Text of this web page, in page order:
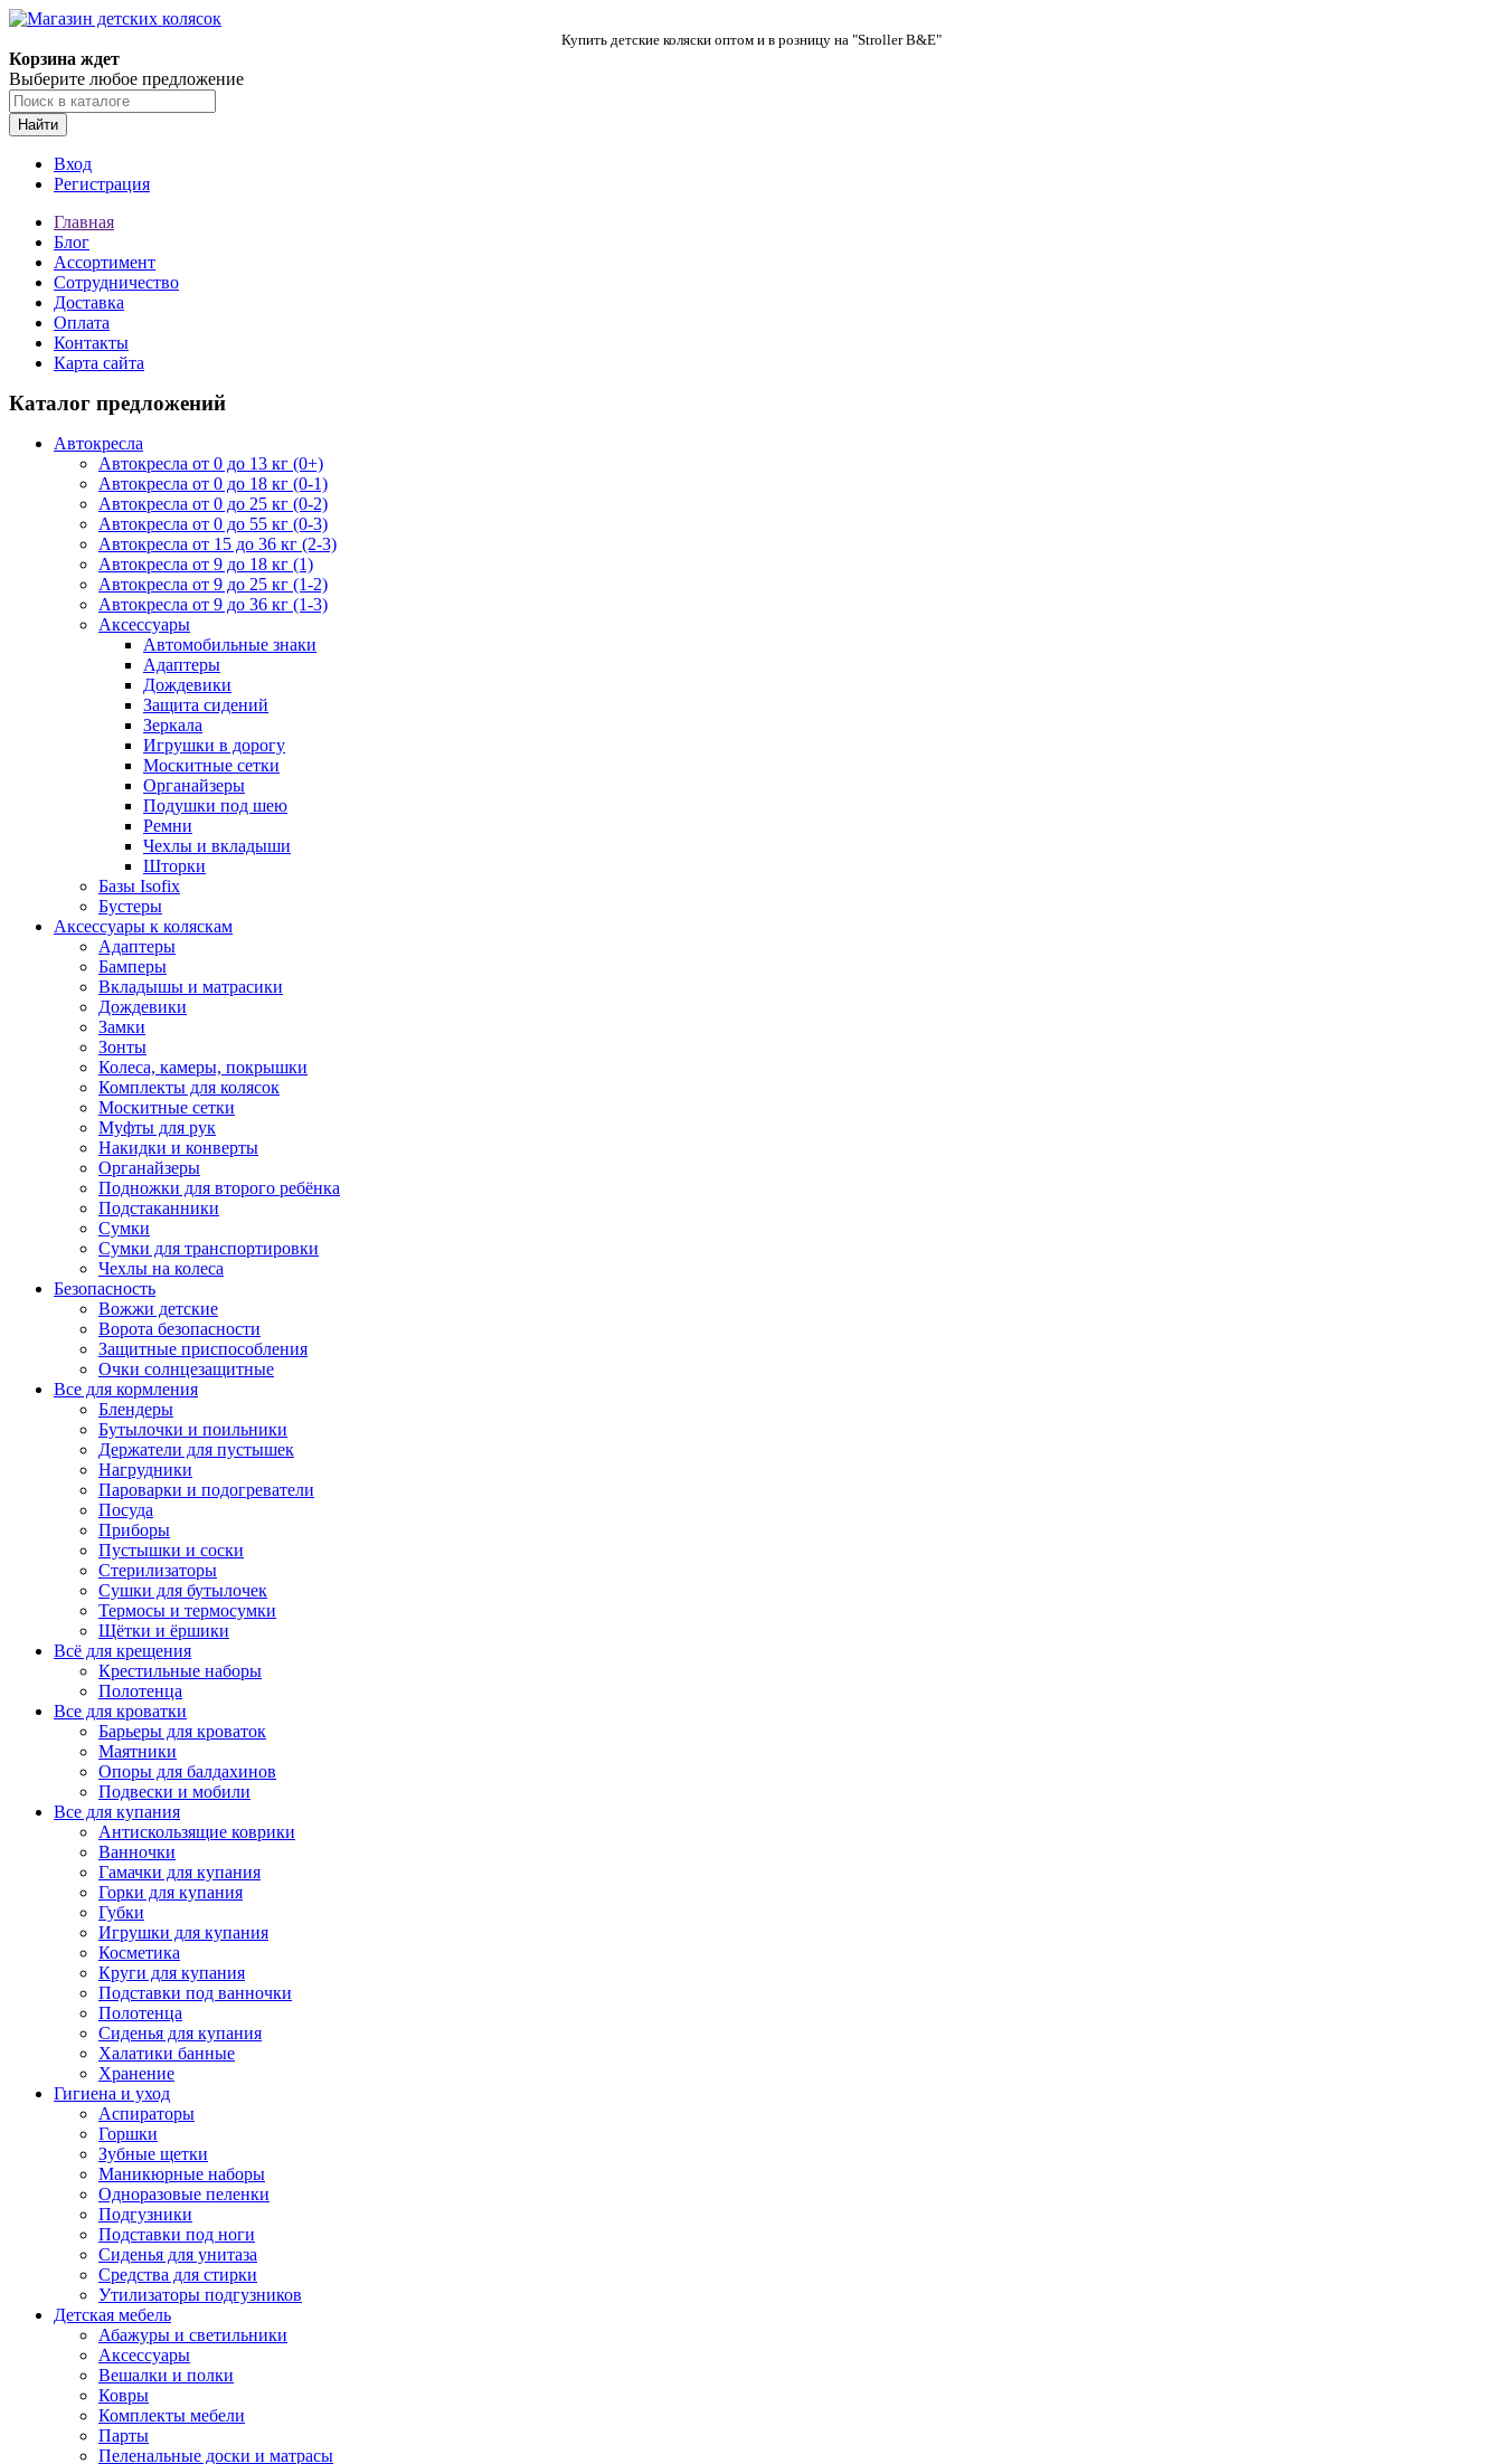
Купить детские коляски оптом и в розницу на "Stroller B&E"
Корзина ждет
Выберите любое предложение
Найти
Вход
Регистрация
Главная
Блог
Ассортимент
Сотрудничество
Доставка
Оплата
Контакты
Карта сайта
Каталог предложений
Автокресла
Автокресла от 0 до 13 кг (0+)
Автокресла от 0 до 18 кг (0-1)
Автокресла от 0 до 25 кг (0-2)
Автокресла от 0 до 55 кг (0-3)
Автокресла от 15 до 36 кг (2-3)
Автокресла от 9 до 18 кг (1)
Автокресла от 9 до 25 кг (1-2)
Автокресла от 9 до 36 кг (1-3)
Аксессуары
Автомобильные знаки
Адаптеры
Дождевики
Защита сидений
Зеркала
Игрушки в дорогу
Москитные сетки
Органайзеры
Подушки под шею
Ремни
Чехлы и вкладыши
Шторки
Базы Isofix
Бустеры
Аксессуары к коляскам
Адаптеры
Бамперы
Вкладышы и матрасики
Дождевики
Замки
Зонты
Колеса, камеры, покрышки
Комплекты для колясок
Москитные сетки
Муфты для рук
Накидки и конверты
Органайзеры
Подножки для второго ребёнка
Подстаканники
Сумки
Сумки для транспортировки
Чехлы на колеса
Безопасность
Вожжи детские
Ворота безопасности
Защитные приспособления
Очки солнцезащитные
Все для кормления
Блендеры
Бутылочки и поильники
Держатели для пустышек
Нагрудники
Пароварки и подогреватели
Посуда
Приборы
Пустышки и соски
Стерилизаторы
Сушки для бутылочек
Термосы и термосумки
Щётки и ёршики
Всё для крещения
Крестильные наборы
Полотенца
Все для кроватки
Барьеры для кроваток
Маятники
Опоры для балдахинов
Подвески и мобили
Все для купания
Антискользящие коврики
Ванночки
Гамачки для купания
Горки для купания
Губки
Игрушки для купания
Косметика
Круги для купания
Подставки под ванночки
Полотенца
Сиденья для купания
Халатики банные
Хранение
Гигиена и уход
Аспираторы
Горшки
Зубные щетки
Маникюрные наборы
Одноразовые пеленки
Подгузники
Подставки под ноги
Сиденья для унитаза
Средства для стирки
Утилизаторы подгузников
Детская мебель
Абажуры и светильники
Аксессуары
Вешалки и полки
Ковры
Комплекты мебели
Парты
Пеленальные доски и матрасы